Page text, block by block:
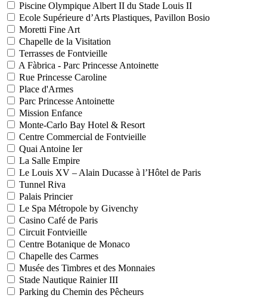
Piscine Olympique Albert II du Stade Louis II
Ecole Supérieure d’Arts Plastiques, Pavillon Bosio
Moretti Fine Art
Chapelle de la Visitation
Terrasses de Fontvieille
A Fàbrica - Parc Princesse Antoinette
Rue Princesse Caroline
Place d'Armes
Parc Princesse Antoinette
Mission Enfance
Monte-Carlo Bay Hotel & Resort
Centre Commercial de Fontvieille
Quai Antoine Ier
La Salle Empire
Le Louis XV – Alain Ducasse à l’Hôtel de Paris
Tunnel Riva
Palais Princier
Le Spa Métropole by Givenchy
Casino Café de Paris
Circuit Fontvieille
Centre Botanique de Monaco
Chapelle des Carmes
Musée des Timbres et des Monnaies
Stade Nautique Rainier III
Parking du Chemin des Pêcheurs